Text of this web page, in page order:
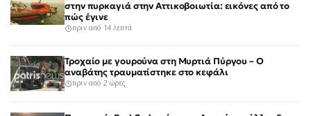
στην πυρκαγιά στην Αττικοβοιωτία: εικόνες από το
πώς έγινε
πριν από 14 λεπτά
Τροχαίο με γουρούνα στη Μυρτιά Πύργου – Ο
αναβάτης τραυματίστηκε στο κεφάλι
πριν από 2 ώρες